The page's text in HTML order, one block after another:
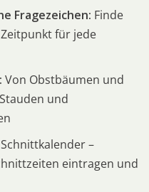
Fragezeichen: Finde
für jede
Von Obstbäumen und
und
–
eintragen und